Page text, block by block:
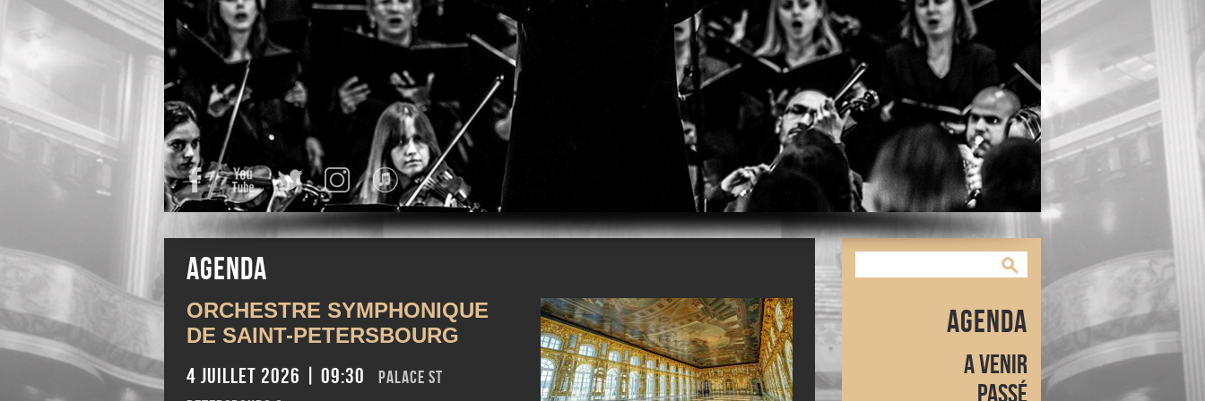
FacebookYouTube Twitter InstagramiTunes
Agenda
ORCHESTRE SYMPHONIQUE
DE SAINT-PETERSBOURG
4 juillet 2026 | 09:30
Palace St
Agenda
A venir